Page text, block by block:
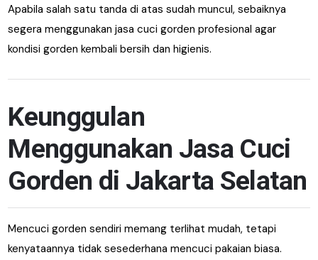
Apabila salah satu tanda di atas sudah muncul, sebaiknya
segera menggunakan jasa cuci gorden profesional agar
kondisi gorden kembali bersih dan higienis.
Keunggulan
Menggunakan Jasa Cuci
Gorden di Jakarta Selatan
Mencuci gorden sendiri memang terlihat mudah, tetapi
kenyataannya tidak sesederhana mencuci pakaian biasa.